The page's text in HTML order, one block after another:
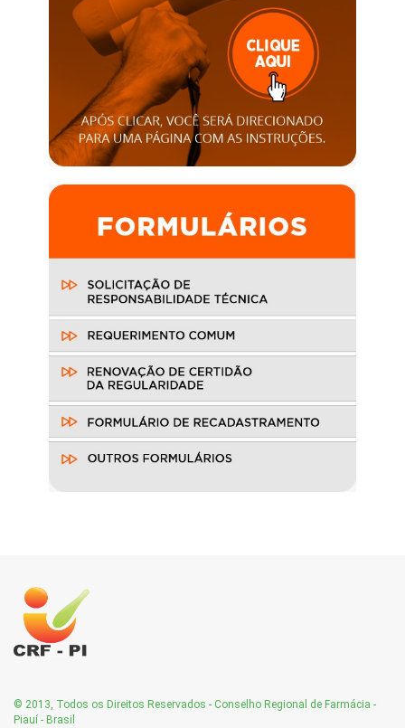
© 2013, Todos os Direitos Reservados - Conselho Regional de Farmácia -
Piauí - Brasil